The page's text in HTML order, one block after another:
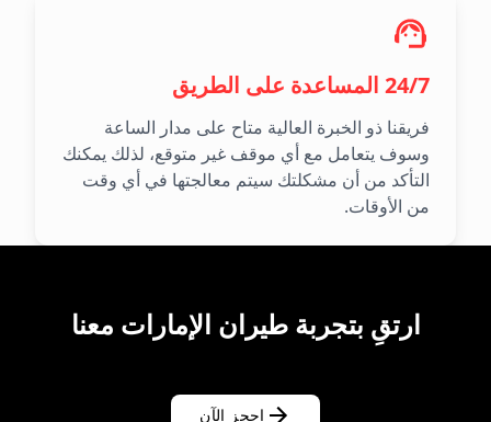
24/7 المساعدة على الطريق
فريقنا ذو الخبرة العالية متاح على مدار الساعة
وسوف يتعامل مع أي موقف غير متوقع، لذلك يمكنك
التأكد من أن مشكلتك سيتم معالجتها في أي وقت
من الأوقات.
ارتقِ بتجربة طيران الإمارات معنا
احجز الآن